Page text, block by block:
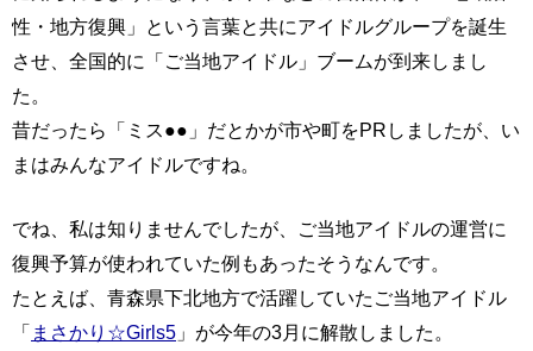
性・地方復興」という言葉と共にアイドルグループを誕生
させ、全国的に「ご当地アイドル」ブームが到来しまし
た。
昔だったら「ミス●●」だとかが市や町をPRしましたが、い
まはみんなアイドルですね。
でね、私は知りませんでしたが、ご当地アイドルの運営に
復興予算が使われていた例もあったそうなんです。
たとえば、青森県下北地方で活躍していたご当地アイドル
「 まさかり☆Girls5 」が今年の3月に解散しました。